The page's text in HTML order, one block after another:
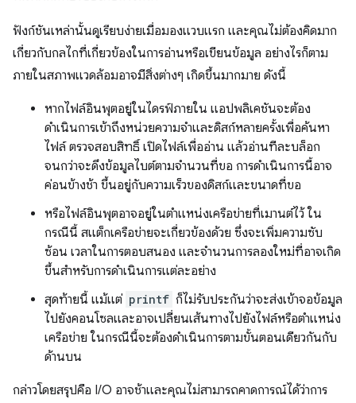
ฟังก์ชันเหล่านั้นดูเรียบง่ายเมื่อมองแวบแรก และคุณไม่ต้องคิดมาก
เกี่ยวกับกลไกที่เกี่ยวข้องในการอ่านหรือเขียนข้อมูล อย่างไรก็ตาม
ภายในสภาพแวดล้อมอาจมีสิ่งต่างๆ เกิดขึ้นมากมาย ดังนี้
หากไฟล์อินพุตอยู่ในไดรฟ์ภายใน แอปพลิเคชันจะต้อง
ดำเนินการเข้าถึงหน่วยความจำและดิสก์หลายครั้งเพื่อค้นหา
ไฟล์ ตรวจสอบสิทธิ์ เปิดไฟล์เพื่ออ่าน แล้วอ่านทีละบล็อก
จนกว่าจะดึงข้อมูลไบต์ตามจำนวนที่ขอ การดำเนินการนี้อาจ
ค่อนข้างช้า ขึ้นอยู่กับความเร็วของดิสก์และขนาดที่ขอ
หรือไฟล์อินพุตอาจอยู่ในตำแหน่งเครือข่ายที่เมานต์ไว้ ใน
กรณีนี้ สแต็กเครือข่ายจะเกี่ยวข้องด้วย ซึ่งจะเพิ่มความซับ
ซ้อน เวลาในการตอบสนอง และจำนวนการลองใหม่ที่อาจเกิด
ขึ้นสำหรับการดำเนินการแต่ละอย่าง
สุดท้ายนี้ แม้แต่ printf ก็ไม่รับประกันว่าจะส่งเข้าจอข้อมูล
ไปยังคอนโซลและอาจเปลี่ยนเส้นทางไปยังไฟล์หรือตำแหน่ง
เครือข่าย ในกรณีนี้จะต้องดำเนินการตามขั้นตอนเดียวกันกับ
ด้านบน
กล่าวโดยสรุปคือ I/O อาจช้าและคุณไม่สามารถคาดการณ์ได้ว่าการ